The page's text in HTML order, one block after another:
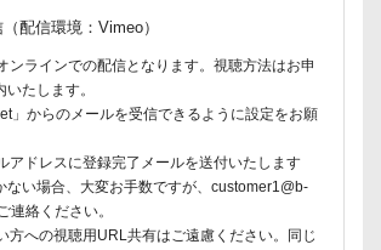
配信環境：Vimeo）
ンラインでの配信となります。視聴方法はお申
たします。
」からのメールを受信できるように設定をお願
アドレスに登録完了メールを送付いたします
ない場合、大変お手数ですが、customer1@b-
連絡ください。
方への視聴用URL共有はご遠慮ください。同じ